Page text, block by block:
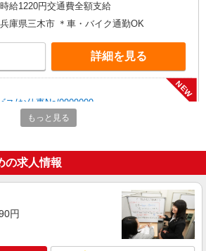
時給1220円交通費全額支給
兵庫県三木市 ＊車・バイク通勤OK
詳細を見る
ス/お仕事No/0909009
NEW
兵庫県三木市 ＊車・バイク通勤OK
詳細を見る
/お仕事No/0795173
NEW
もっと見る
の求人情報
円